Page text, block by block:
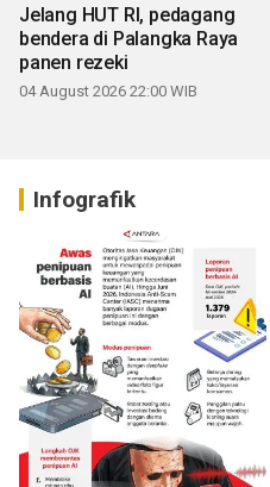
Jelang HUT RI, pedagang
bendera di Palangka Raya
panen rezeki
04 August 2026 22:00 WIB
Infografik